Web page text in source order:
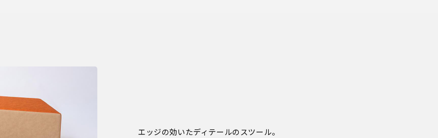
エッジの効いたディテールのスツール。